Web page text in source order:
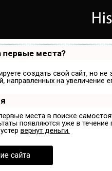
первые места?
создать свой сайт, но
направленных на
места в поиске
появляются уже в
вернут деньги.
сайта